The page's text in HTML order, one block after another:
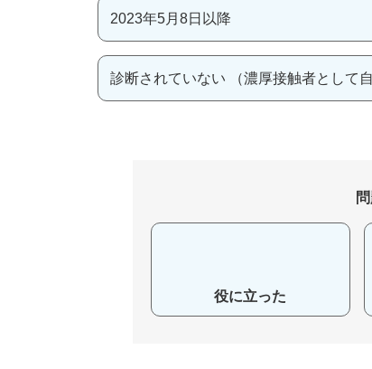
2023年5月8日以降
診断されていない （濃厚接触者として
役に立った